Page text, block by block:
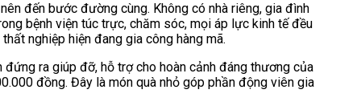
đến bước đường cùng. Không có nhà riêng, gia đình
bệnh viện túc trực, chăm sóc, mọi áp lực kinh tế đều
nghiệp hiện đang gia công hàng mã.
ra giúp đỡ, hỗ trợ cho hoàn cảnh đáng thương của
đồng. Đây là món quà nhỏ góp phần động viên gia